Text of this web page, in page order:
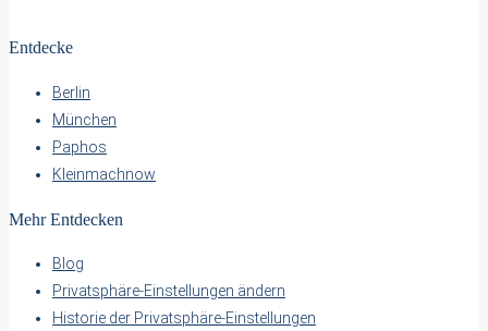
Entdecke
Berlin
München
Paphos
Kleinmachnow
Mehr Entdecken
Blog
Privatsphäre-Einstellungen ändern
Historie der Privatsphäre-Einstellungen